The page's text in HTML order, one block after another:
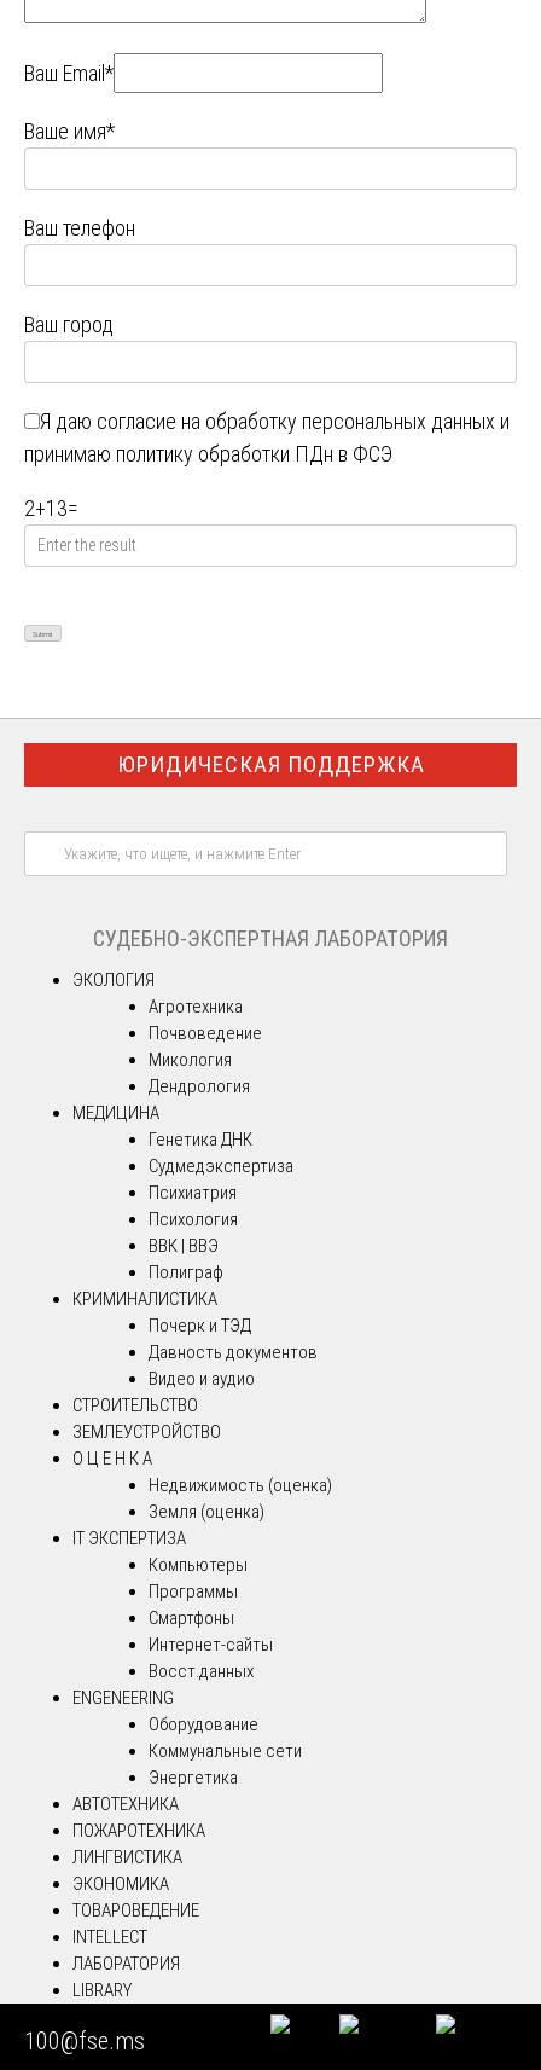
Ваш Email*
Ваше имя*
Ваш телефон
Ваш город
Я даю согласие на обработку персональных данных и
принимаю политику обработки ПДн в ФСЭ
2+13=
ЮРИДИЧЕСКАЯ ПОДДЕРЖКА
СУДЕБНО-ЭКСПЕРТНАЯ ЛАБОРАТОРИЯ
ЭКОЛОГИЯ
Агротехника
Почвоведение
Микология
Дендрология
МЕДИЦИНА
Генетика ДНК
Судмедэкспертиза
Психиатрия
Психология
ВВК | ВВЭ
Полиграф
КРИМИНАЛИСТИКА
Почерк и ТЭД
Давность документов
Видео и аудио
СТРОИТЕЛЬСТВО
ЗЕМЛЕУСТРОЙСТВО
О Ц Е Н К А
Недвижимость (оценка)
Земля (оценка)
IT ЭКСПЕРТИЗА
Компьютеры
Программы
Смартфоны
Интернет-сайты
Восст.данных
ENGENEERING
Оборудование
Коммунальные сети
Энергетика
АВТОТЕХНИКА
ПОЖАРОТЕХНИКА
ЛИНГВИСТИКА
ЭКОНОМИКА
ТОВАРОВЕДЕНИЕ
INTELLECT
ЛАБОРАТОРИЯ
LIBRARY
100@fse.ms